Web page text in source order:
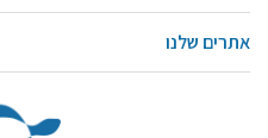
אתרים שלנו